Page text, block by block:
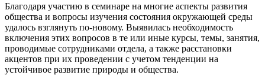
Благодаря участию в семинаре на многие аспекты развития
общества и вопросы изучения состояния окружающей среды
удалось взглянуть по-новому. Выявилась необходимость
включения этих вопросов в те или иные курсы, темы, занятия,
проводимые сотрудниками отдела, а также расстановки
акцентов при их проведении с учетом тенденции на
устойчивое развитие природы и общества.